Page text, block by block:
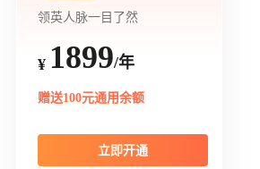
领英人脉一目了然
¥ 1899/年
赠送100元通用余额
立即开通